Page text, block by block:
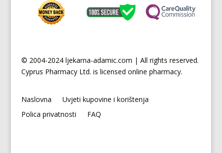
© 2004-2024 ljekarna-adamic.com | All rights reserved.
Cyprus Pharmacy Ltd. is licensed online pharmacy.
Naslovna
Uvjeti kupovine i korištenja
Polica privatnosti
FAQ